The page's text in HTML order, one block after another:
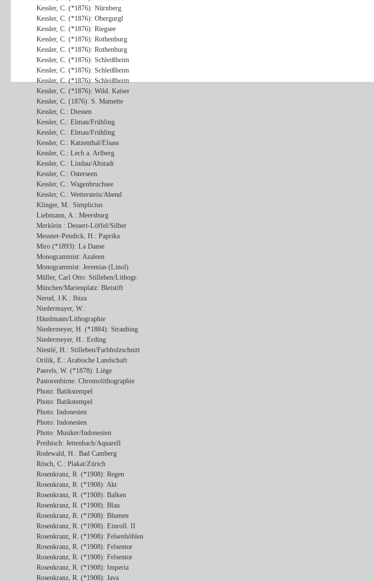
Kessler, C. (*1876): Nürnberg
Kessler, C. (*1876): Obergurgl
Kessler, C. (*1876): Riegsee
Kessler, C. (*1876): Rothenburg
Kessler, C. (*1876): Rothenburg
Kessler, C. (*1876): Schleißheim
Kessler, C. (*1876): Schleißheim
Kessler, C. (*1876): Schleißheim
Kessler, C. (*1876): Wild. Kaiser
Kessler, C. (1876): S. Mamette
Kessler, C.: Diessen
Kessler, C.: Elmau/Frühling
Kessler, C.: Elmau/Frühling
Kessler, C.: Katzenthal/Elsass
Kessler, C.: Lech a. Arlberg
Kessler, C.: Lindau/Altstadt
Kessler, C.: Osterseen
Kessler, C.: Wagenbruchsee
Kessler, C.: Wetterstein/Abend
Klinger, M.: Simplicius
Liebmann, A.: Meersburg
Merklein : Dessert-Löffel/Silber
Messner-Pendick, H.: Paprika
Miro (*1893): La Danse
Monogrammist: Azaleen
Monogrammist: Jeremias (Linol)
Müller, Carl Otto: Stilleben/Lithogr.
München/Marienplatz: Bleistift
Nerud, J.K.: Ibiza
Niedermayer, W.:
Häuslmann/Lithographie
Niedermeyer, H. (*1884): Straubing
Niedermeyer, H.: Erding
Niestlé, H.: Stilleben/Farbholzschnitt
Orilik, E.: Arabische Landschaft
Paerels, W. (*1878): Liège
Pastorenbirne: Chromolithographie
Photo: Batikstempel
Photo: Batikstempel
Photo: Indonesien
Photo: Indonesien
Photo: Musiker/Indonesien
Preibisch: Jettenbach/Aquarell
Rodewald, H.: Bad Camberg
Rösch, C.: Plakat/Zürich
Rosenkranz, R. (*1908): Regen
Rosenkranz, R. (*1908): Akt
Rosenkranz, R. (*1908): Balken
Rosenkranz, R. (*1908): Blau
Rosenkranz, R. (*1908): Blumen
Rosenkranz, R. (*1908): Einroll. II
Rosenkranz, R. (*1908): Felsenhöhlen
Rosenkranz, R. (*1908): Felsentor
Rosenkranz, R. (*1908): Felsentor
Rosenkranz, R. (*1908): Imperia
Rosenkranz, R. (*1908): Java